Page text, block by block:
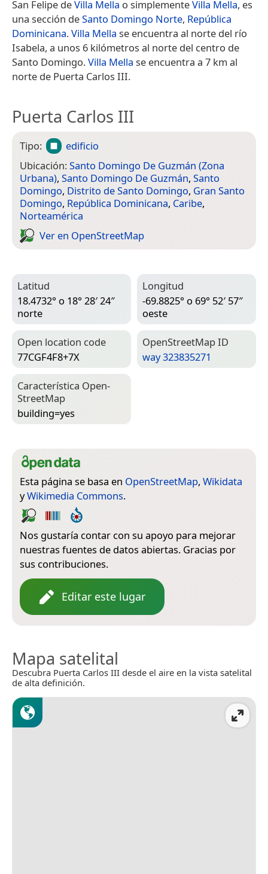
San Felipe deVilla Mella o simplementeVilla Mella, es
una sección deSanto Domingo Norte, República
Dominicana.Villa Mella se encuentra al norte del río
Isabela, a unos 6 kilómetros al norte del centro de
Santo Domingo.Villa Mella se encuentra a 7 km al
norte de Puerta Carlos III.
Puerta Carlos III
Tipo:
edificio
Ubicación:Santo Domingo De Guzmán (Zona
Urbana), Santo Domingo De Guzmán, Santo
Domingo, Distrito de Santo Domingo, Gran Santo
Domingo, República Dominicana, Caribe,
Norteamérica
Ver en Open­Street­Map
Latitud
18.4732° o 18° 28′ 24″
norte
Longitud
-69.8825° o 69° 52′ 57″
oeste
Open location code
77CGF4F8+7X
Open­Street­Map ID
way 323835271
Característica Open­
Street­Map
building=­yes
Esta página se basa en OpenStreetMap, Wikidata
yWikimedia Commons.
Nos gustaría contar con su apoyo para mejorar
nuestras fuentes de datos abiertas. Gracias por
sus contribuciones.
Editar este lugar
Mapa satelital
Descubra Puerta Carlos III desde el aire en la vista satelital
de alta definición.